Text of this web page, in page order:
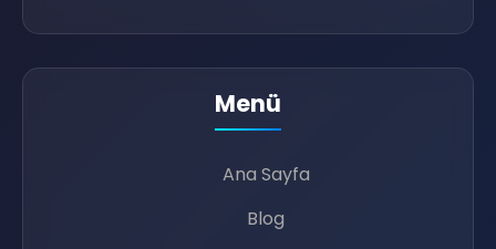
🥳
Menü
Ana Sayfa
Blog